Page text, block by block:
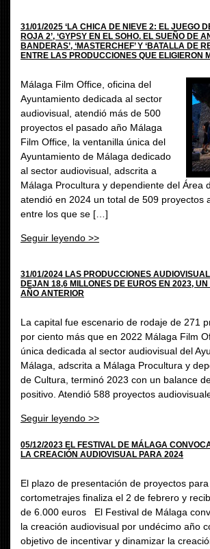
31/01/2025 ‘LA CHICA DE NIEVE 2: EL JUEGO
ROJA 2’, ‘GYPSY EN EL SOHO. EL SUEÑO DE
BANDERAS’, ‘MASTERCHEF’ Y ‘BATALLA DE
ENTRE LAS PRODUCCIONES QUE ELIGIERON
Málaga Film Office, oficina del
Ayuntamiento dedicada al sector
audiovisual, atendió más de 500
proyectos el pasado año Málaga
Film Office, la ventanilla única del
Ayuntamiento de Málaga dedicado
al sector audiovisual, adscrita a
Málaga Procultura y dependiente del Área
atendió en 2024 un total de 509 proyectos
entre los que se […]
Seguir leyendo >>
31/01/2024 LAS PRODUCCIONES
DEJAN 18,6 MILLONES DE EUROS EN 2023,
AÑO ANTERIOR
La capital fue escenario de rodaje de 271
por ciento más que en 2022 Málaga Film
única dedicada al sector audiovisual del
Málaga, adscrita a Málaga Procultura y
de Cultura, terminó 2023 con un balance
positivo. Atendió 588 proyectos
Seguir leyendo >>
05/12/2023 EL FESTIVAL DE MÁLAGA
LA CREACIÓN AUDIOVISUAL PARA 2024
El plazo de presentación de proyectos
cortometrajes finaliza el 2 de febrero y
de 6.000 euros El Festival de Málaga
la creación audiovisual por undécimo año
objetivo de incentivar y dinamizar la